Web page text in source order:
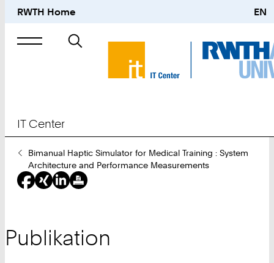
RWTH Home EN
Suche
nach
IT Center
Sie
sind
hier:
Bimanual Haptic Simulator for Medical Training : System
Architecture and Performance Measurements
Publikation